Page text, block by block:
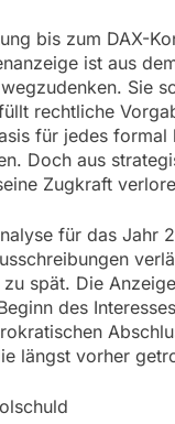
bis zum DAX-
ist aus
Sie
rechtliche
für jedes formal
Doch aus
Zugkraft
für das Jahr
zu spät. Die
des
längst vorher